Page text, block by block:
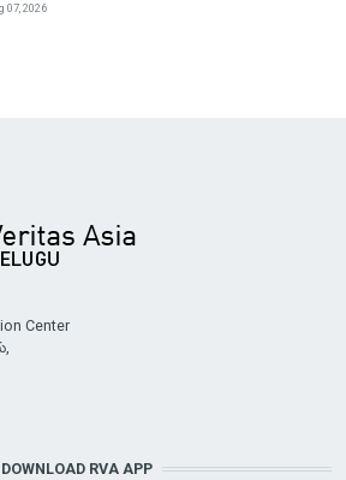
07, 2026
Center
DOWNLOAD RVA APP